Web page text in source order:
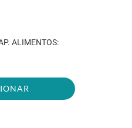
ALIMENTOS: